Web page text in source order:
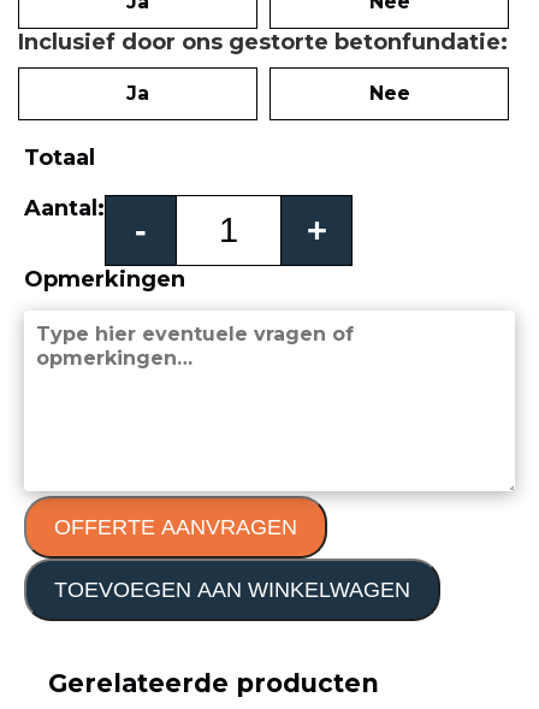
Inclusief door ons gestorte betonfundatie
Ja Nee
Totaal
Aantal:
-
Marcelino
+
Opmerkingen
OFFERTE AANVRAGEN
TOEVOEGEN AAN WINKELWAGEN
Gerelateerde producten